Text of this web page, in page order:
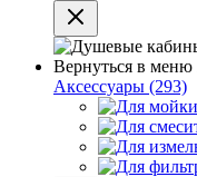
Вернуться в меню
Аксессуары (293)